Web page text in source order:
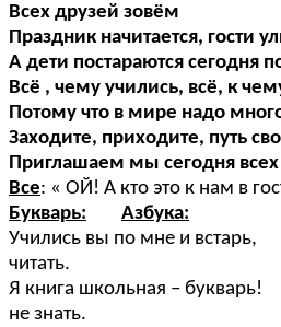
Всех друзей зовём
Праздник начитается, гости
А дети постараются сегодня
Всё , чему учились, всё, к
Потому что в мире надо
Заходите, приходите, путь
Приглашаем мы сегодня всех
Все: « ОЙ! А кто это к нам в
Букварь:
Азбука:
Учились вы по мне и встарь,
читать.
Я книга школьная –
не знать.